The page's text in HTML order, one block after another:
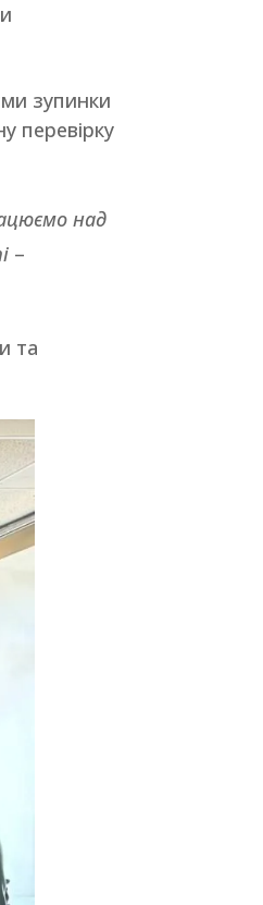
зупинки
перевірку
над
–
та